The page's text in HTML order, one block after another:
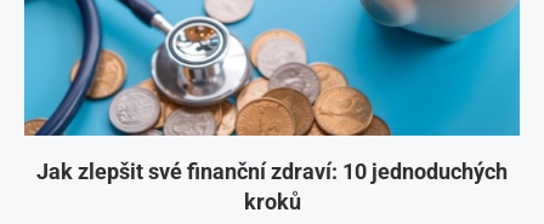
Jak zlepšit své finanční zdraví: 10 jednoduchých
kroků